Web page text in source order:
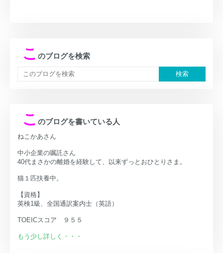
こ のブログを検索
こ のブログを書いている人
ねこかあさん
中小企業の嘱託さん
40代まさかの離婚を経験して、以来ずっとおひとりさま。
猫１匹扶養中。
【資格】
英検1級、全国通訳案内士（英語）
TOEICスコア ９５５
もう少し詳しく・・・